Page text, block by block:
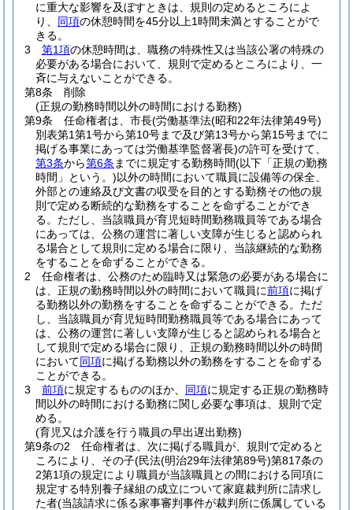
に重大な影響を及ぼすときは、規則の定めるところによ
り、 同項の休憩時間を45分以上1時間未満とすることがで
きる。
3
第1項の休憩時間は、職務の特殊性又は当該公署の特殊の
必要がある場合において、規則で定めるところにより、一
斉に与えないことができる。
第8条
削除
(正規の勤務時間以外の時間における勤務)
第9条
任命権者は、市長(労働基準法(昭和22年法律第49号)
別表第1第1号から第10号まで及び第13号から第15号までに
掲げる事業にあっては労働基準監督署長)の許可を受けて、
第3条から第6条 までに規定する勤務時間(以下「正規の勤務
時間」という。)以外の時間において職員に設備等の保全、
外部との連絡及び文書の収受を目的とする勤務その他の規
則で定める断続的な勤務をすることを命ずることができ
る。 ただし、当該職員が育児短時間勤務職員等である場合
にあっては、公務の運営に著しい支障が生じると認められ
る場合として規則に定める場合に限り、当該継続的な勤務
をすることを命ずることができる。
2
任命権者は、公務のため臨時又は緊急の必要がある場合に
は、正規の勤務時間以外の時間において職員に前項に掲げ
る勤務以外の勤務をすることを命ずることができる。 ただ
し、当該職員が育児短時間勤務職員等である場合にあって
は、公務の運営に著しい支障が生じると認められる場合と
して規則で定める場合に限り、正規の勤務時間以外の時間
において同項に掲げる勤務以外の勤務をすることを命ずる
ことができる。
3
前項に規定するもののほか、 同項に規定する正規の勤務時
間以外の時間における勤務に関し必要な事項は、規則で定
める。
(育児又は介護を行う職員の早出遅出勤務)
第9条の2
任命権者は、次に掲げる職員が、規則で定めると
ころにより、その子(民法(明治29年法律第89号)第817条の
2第1項の規定により職員が当該職員との間における同項に
規定する特別養子縁組の成立について家庭裁判所に請求し
た者(当該請求に係る家事審判事件が裁判所に係属している